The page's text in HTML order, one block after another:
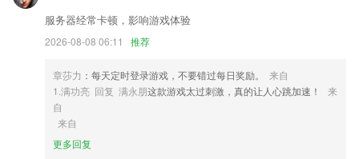
2,我的班级：班级所有人员详情。
3,像操作桌面图示那样快速完成书籍分组，书籍管理轻松简单。
5,【写游记】每次外出游玩，及时把自己的行程记录成精致的小相册，那
是人生的足迹。
6,只需在手机上点击恢复出场设置，就能立即将应用恢复到最初的设置，
和新机没有任何的差别。
服务器经常卡顿，影响游戏体验
2026-08-08 06:11 推荐
章莎力 ：每天定时登录游戏，不要错过每日奖励。
来自
1.满功亮 回复 满永朋这款游戏太过刺激，真的让人心跳加速！
来
自
来自
更多回复